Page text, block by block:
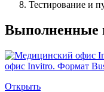
Тестирование и
Выполненные
офис Invitro. Формат
Открыть